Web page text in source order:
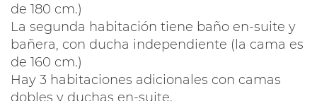
de 180 cm.)
La segunda habitación tiene baño en-suite y
bañera, con ducha independiente (la cama es
de 160 cm.)
Hay 3 habitaciones adicionales con camas
dobles y duchas en-suite.